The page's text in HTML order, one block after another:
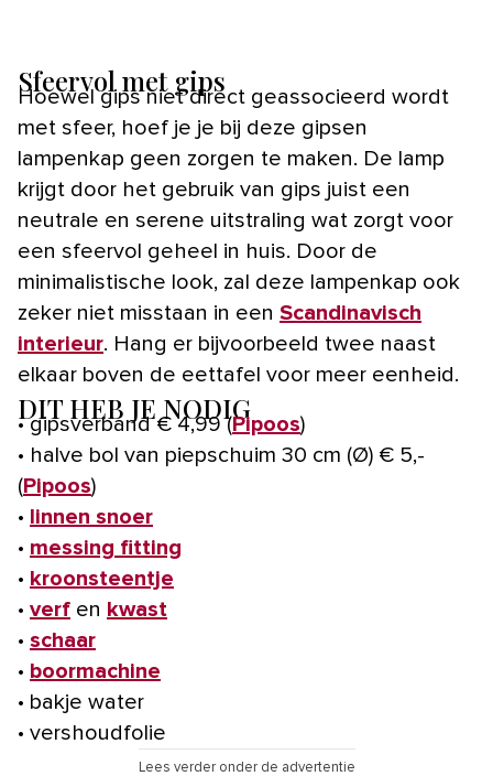
Sfeervol met gips
Hoewel gips niet direct geassocieerd wordt
met sfeer, hoef je je bij deze gipsen
lampenkap geen zorgen te maken. De lamp
krijgt door het gebruik van gips juist een
neutrale en serene uitstraling wat zorgt voor
een sfeervol geheel in huis. Door de
minimalistische look, zal deze lampenkap ook
zeker niet misstaan in een Scandinavisch
interieur. Hang er bijvoorbeeld twee naast
elkaar boven de eettafel voor meer eenheid.
DIT HEB JE NODIG
• gipsverband € 4,99 (Pipoos)
• halve bol van piepschuim 30 cm (Ø) € 5,-
(Pipoos)
• linnen snoer
• messing fitting
• kroonsteentje
• verf en kwast
• schaar
• boormachine
• bakje water
• vershoudfolie
Lees verder onder de advertentie